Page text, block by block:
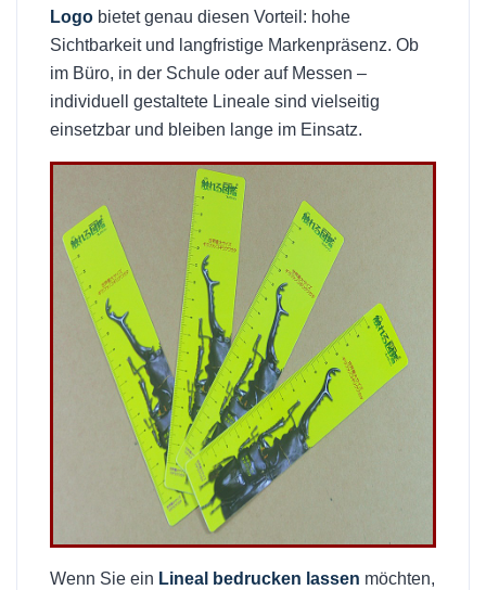
Logo bietet genau diesen Vorteil: hohe
Sichtbarkeit und langfristige Markenpräsenz. Ob
im Büro, in der Schule oder auf Messen –
individuell gestaltete Lineale sind vielseitig
einsetzbar und bleiben lange im Einsatz.
Wenn Sie ein Lineal bedrucken lassen möchten,